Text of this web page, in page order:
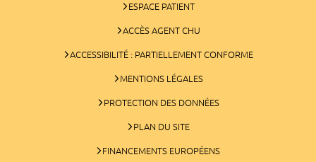
ESPACE PATIENT
ACCÈS AGENT CHU
ACCESSIBILITÉ : PARTIELLEMENT CONFORME
MENTIONS LÉGALES
PROTECTION DES DONNÉES
PLAN DU SITE
FINANCEMENTS EUROPÉENS